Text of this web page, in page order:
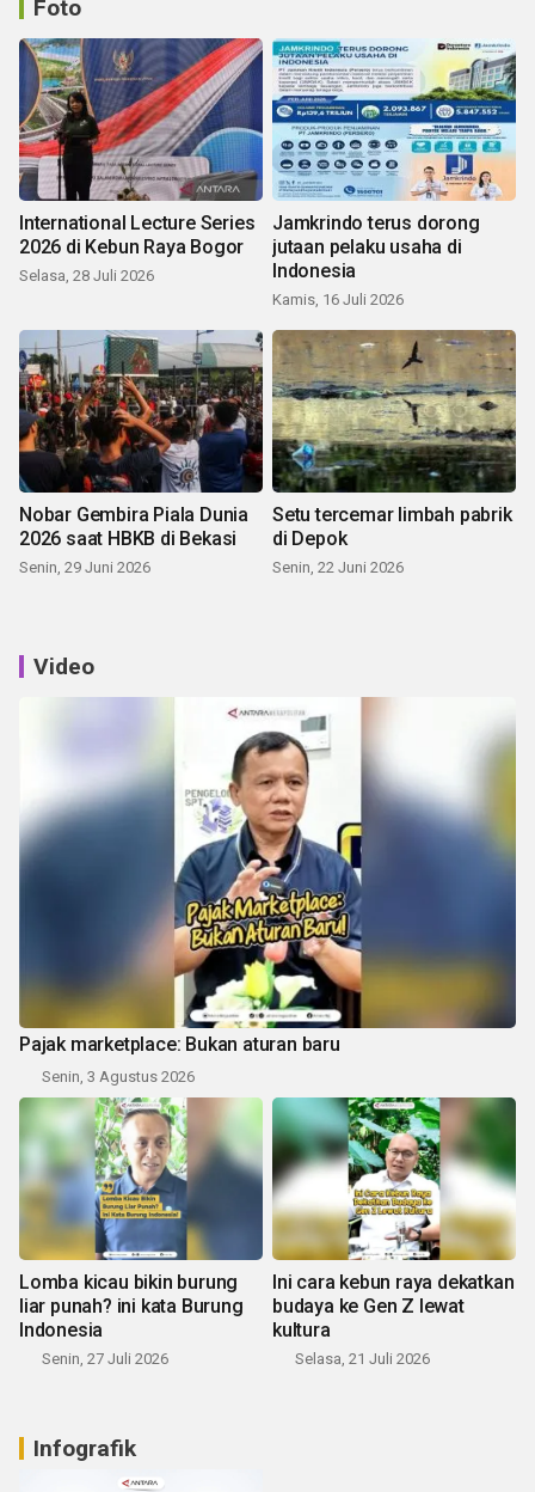
Foto
International Lecture Series
2026 di Kebun Raya Bogor
Selasa, 28 Juli 2026
Jamkrindo terus dorong
jutaan pelaku usaha di
Indonesia
Kamis, 16 Juli 2026
Nobar Gembira Piala Dunia
2026 saat HBKB di Bekasi
Senin, 29 Juni 2026
Setu tercemar limbah pabrik
di Depok
Senin, 22 Juni 2026
Video
Pajak marketplace: Bukan aturan baru
Senin, 3 Agustus 2026
Lomba kicau bikin burung
liar punah? ini kata Burung
Indonesia
Senin, 27 Juli 2026
Ini cara kebun raya dekatkan
budaya ke Gen Z lewat
kultura
Selasa, 21 Juli 2026
Infografik